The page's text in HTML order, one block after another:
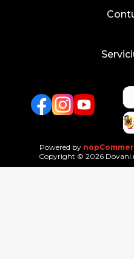
FacebookTwitterYouTube
Powered by
Copyright © 2026